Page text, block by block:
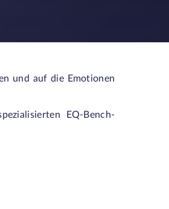
und auf die Emotionen
EQ-Bench-